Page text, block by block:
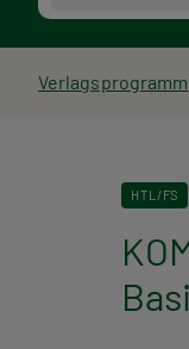
Verlagsprogramm
HTL/FS